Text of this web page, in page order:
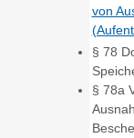
von
§ 78
§ 78a